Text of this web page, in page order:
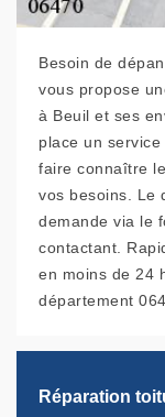
Besoin de
vous propose
à Beuil et ses
place un
faire connaître
vos besoins. Le
demande via le
contactant.
en moins de 24
département
Réparation